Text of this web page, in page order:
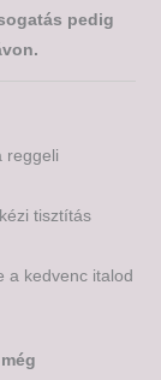
pedig
reggeli
tisztítás
a kedvenc italod